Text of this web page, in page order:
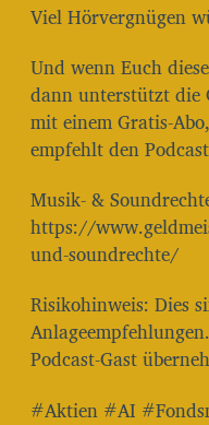
Viel Hörvergnügen
Und wenn Euch
dann unterstützt die
mit einem Gratis-
empfehlt den
Musik- &
⁠⁠⁠⁠⁠⁠⁠⁠⁠⁠⁠⁠⁠⁠⁠⁠⁠⁠⁠⁠⁠⁠⁠⁠⁠⁠⁠⁠⁠⁠⁠⁠⁠⁠⁠⁠⁠⁠⁠⁠⁠https://
und-soundrechte/⁠⁠⁠⁠⁠⁠⁠⁠⁠⁠⁠⁠⁠⁠⁠⁠⁠⁠⁠⁠⁠⁠⁠⁠⁠⁠⁠⁠⁠⁠⁠⁠⁠⁠⁠⁠⁠⁠⁠⁠⁠
Risikohinweis: Dies
Podcast-Gast
#Aktien #AI